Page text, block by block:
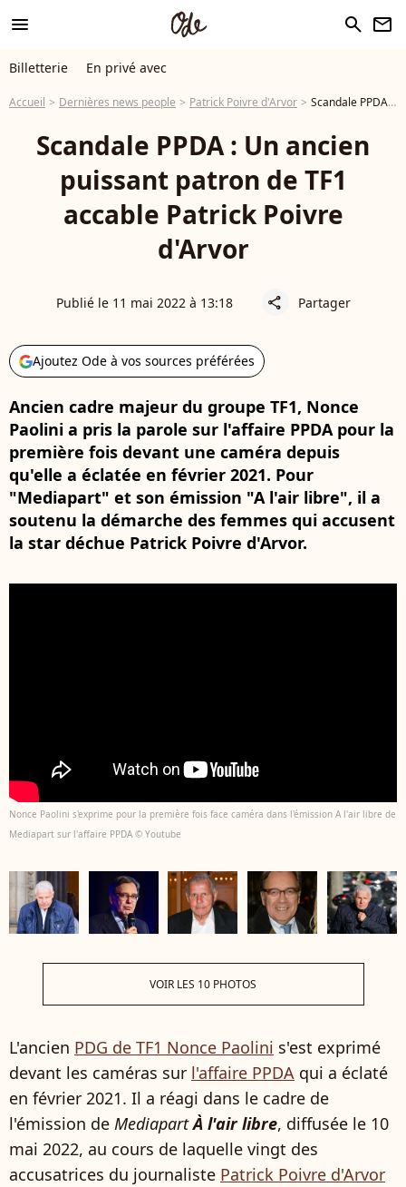
menu search newsletter
Billetterie En privé avec
Accueil Dernières news people Patrick Poivre d'Arvor Scandale PPDA : Un ancien puissant patron de TF1 accable Patrick Poivre d'Arvor
Scandale PPDA : Un ancien
puissant patron de TF1
accable Patrick Poivre
d'Arvor
Publié le 11 mai 2022 à 13:18 share Partager
Ajoutez Ode à vos sources préférées
Ancien cadre majeur du groupe TF1, Nonce
Paolini a pris la parole sur l'affaire PPDA pour la
première fois devant une caméra depuis
qu'elle a éclatée en février 2021. Pour
"Mediapart" et son émission "A l'air libre", il a
soutenu la démarche des femmes qui accusent
la star déchue Patrick Poivre d'Arvor.
Nonce Paolini s'exprime pour la première fois face caméra dans l'émission A l'air libre de
Mediapart sur l'affaire PPDA © Youtube
VOIR LES 10 PHOTOS
L'ancien PDG de TF1 Nonce Paolini s'est exprimé
devant les caméras sur l'affaire PPDA qui a éclaté
en février 2021. Il a réagi dans le cadre de
l'émission de Mediapart À l'air libre, diffusée le 10
mai 2022, au cours de laquelle vingt des
accusatrices du journaliste Patrick Poivre d'Arvor